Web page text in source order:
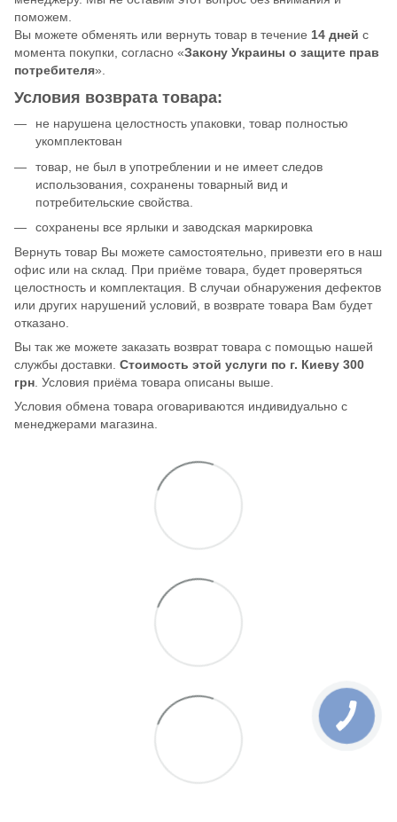
поможем.
Вы можете обменять или вернуть товар в течение 14 дней с
момента покупки, согласно «Закону Украины о защите прав
потребителя».
Условия возврата товара:
не нарушена целостность упаковки, товар полностью
укомплектован
товар, не был в употреблении и не имеет следов
использования, сохранены товарный вид и
потребительские свойства.
сохранены все ярлыки и заводская маркировка
Вернуть товар Вы можете самостоятельно, привезти его в наш
офис или на склад. При приёме товара, будет проверяться
целостность и комплектация. В случаи обнаружения дефектов
или других нарушений условий, в возврате товара Вам будет
отказано.
Вы так же можете заказать возврат товара с помощью нашей
службы доставки. Стоимость этой услуги по г. Киеву 300
грн. Условия приёма товара описаны выше.
Условия обмена товара оговариваются индивидуально с
менеджерами магазина.